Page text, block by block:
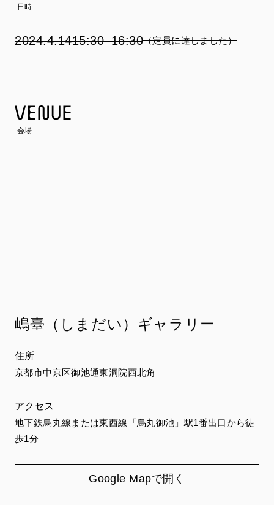
日時
2024.4.1415:30–16:30（定員に達しました）
会場
嶋臺（しまだい）ギャラリー
住所
京都市中京区御池通東洞院西北角
アクセス
地下鉄烏丸線または東西線「烏丸御池」駅1番出口から徒
歩1分
Google Mapで開く